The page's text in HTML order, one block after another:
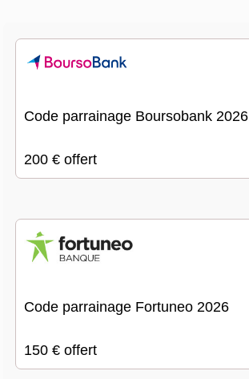
Code parrainage Boursobank 2026
200 € offert
Code parrainage Fortuneo 2026
150 € offert